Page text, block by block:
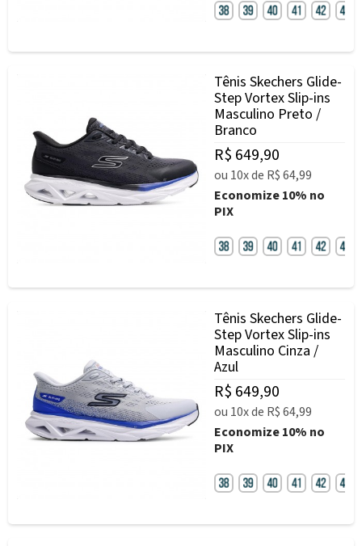
Tênis Skechers Glide-
Step Vortex Slip-ins
Masculino Preto /
Branco
R$ 649,90
ou 10xde R$ 64,99
Economize10% no
PIX
Tênis Skechers Glide-
Step Vortex Slip-ins
Masculino Cinza /
Azul
R$ 649,90
ou 10xde R$ 64,99
Economize10% no
PIX